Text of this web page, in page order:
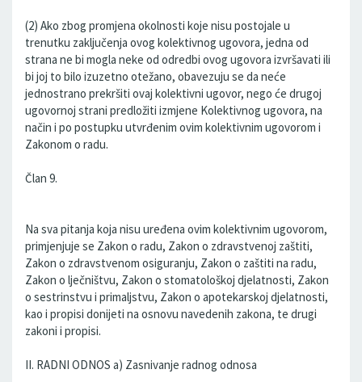
(2) Ako zbog promjena okolnosti koje nisu postojale u
trenutku zaključenja ovog kolektivnog ugovora, jedna od
strana ne bi mogla neke od odredbi ovog ugovora izvršavati ili
bi joj to bilo izuzetno otežano, obavezuju se da neće
jednostrano prekršiti ovaj kolektivni ugovor, nego će drugoj
ugovornoj strani predložiti izmjene Kolektivnog ugovora, na
način i po postupku utvrđenim ovim kolektivnim ugovorom i
Zakonom o radu.
Član 9.
Na sva pitanja koja nisu uređena ovim kolektivnim ugovorom,
primjenjuje se Zakon o radu, Zakon o zdravstvenoj zaštiti,
Zakon o zdravstvenom osiguranju, Zakon o zaštiti na radu,
Zakon o lječništvu, Zakon o stomatološkoj djelatnosti, Zakon
o sestrinstvu i primaljstvu, Zakon o apotekarskoj djelatnosti,
kao i propisi donijeti na osnovu navedenih zakona, te drugi
zakoni i propisi.
II. RADNI ODNOS a) Zasnivanje radnog odnosa